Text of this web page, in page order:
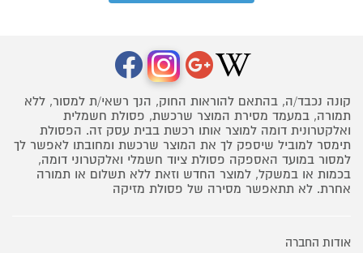
קונה נכבד/ה, בהתאם להוראות החוק, הנך רשאי/ת למסור, ללא
תמורה, במעמד מסירת המוצר שרכשת, פסולת חשמלית
ואלקטרונית דומה למוצר אותו רכשת בבית עסק זה. הפסולת
תימסר למוביל שיספק לך את המוצר שרכשת ומחובתו לאפשר לך
למסור במועד האספקה פסולת ציוד חשמלי ואלקטרוני דומה,
בכמות או במשקל, למוצר החדש וזאת ללא תשלום או תמורה
אחרת. לא תתאפשר מסירה של פסולת מזיקה
אודות החברה